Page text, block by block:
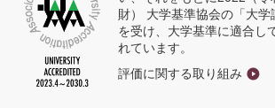
財） 大学基準協会の「大学
を受け、大学基準に適合し
れています。
評価に関する取り組み